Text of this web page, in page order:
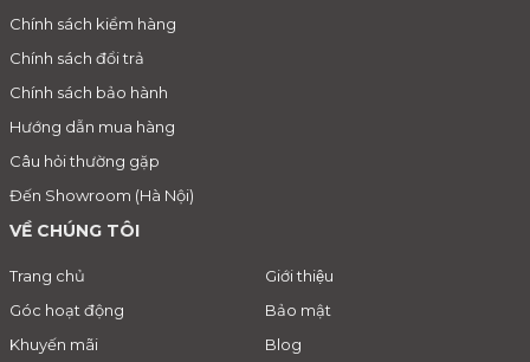
Chính sách kiểm hàng
Chính sách đổi trả
Chính sách bảo hành
Hướng dẫn mua hàng
Câu hỏi thường gặp
Đến Showroom (Hà Nội)
VỀ CHÚNG TÔI
Trang chủ
Giới thiệu
Góc hoạt động
Bảo mật
Khuyến mãi
Blog